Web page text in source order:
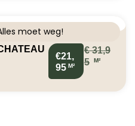
moet weg!
€21,
95 M²
€31,9
5
M²